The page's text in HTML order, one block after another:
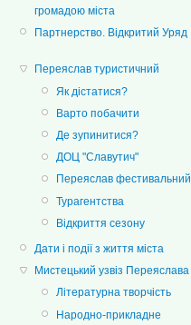
громадою міста
Партнерство. Відкритий Уряд
Переяслав туристичний
Як дістатися?
Варто побачити
Де зупинитися?
ДОЦ "Славутич"
Переяслав фестивальний
Турагентства
Відкриття сезону
Дати і події з життя міста
Мистецький узвіз Переяслава
Літературна творчість
Народно-прикладне